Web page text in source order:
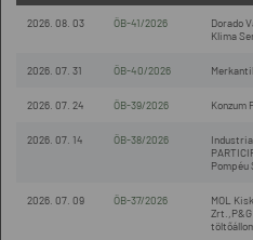
2026. 08. 03 ÖB-41/2026
Dorado
Klima
2026. 07. 31 ÖB-40/2026
2026. 07. 24 ÖB-39/2026 Konzum
2026. 07. 14 ÖB-38/2026
Pompéu
2026. 07. 09 ÖB-37/2026
MOL